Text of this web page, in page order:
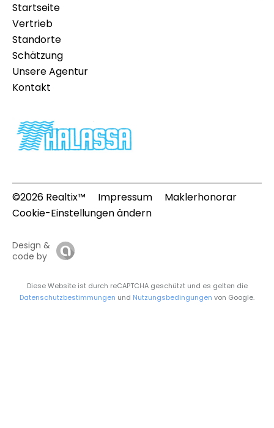
Startseite
Vertrieb
Standorte
Schätzung
Unsere Agentur
Kontakt
©2026 Realtix™ Impressum
Maklerhonorar
Cookie-Einstellungen ändern
Design &
code by
Diese Website ist durch reCAPTCHA geschützt und es gelten die
Datenschutzbestimmungen und Nutzungsbedingungen von Google.